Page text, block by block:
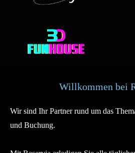
Willkommen bei
Wir sind Ihr Partner rund um das
und Buchung.